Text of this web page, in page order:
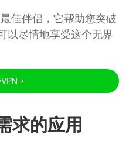
佳伴侣，它帮助您突破
以尽情地享受这个无界
求的应用